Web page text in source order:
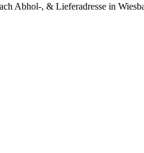
Abhol-, & Lieferadresse in